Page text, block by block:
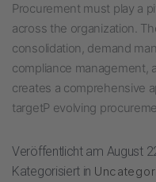
Procurement must play a
across the organization.
consolidation, demand
compliance management,
creates a comprehensive
targetP evolving
Veröffentlicht am August
Kategorisiert in